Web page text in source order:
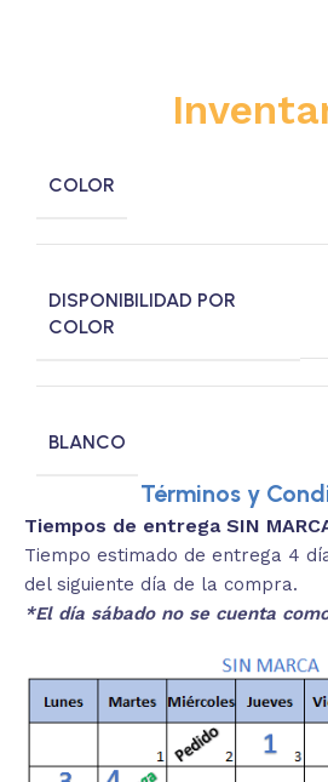
COLOR
DISPONIBILIDAD POR
COLOR
BLANCO
Términos y
Tiempos de entrega SIN
Tiempo estimado de entrega 4
del siguiente día de la compra.
*El día sábado no se cuenta